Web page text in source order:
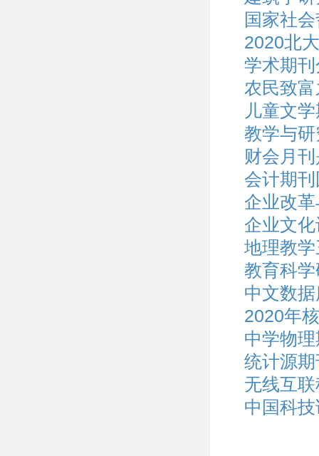
国家社
2020北
学术期
农民致
儿童文
教学与
财会月
会计期
企业改
企业文
地理教
教育科
中文数
2020年
中学物
统计源
无线互
中国科